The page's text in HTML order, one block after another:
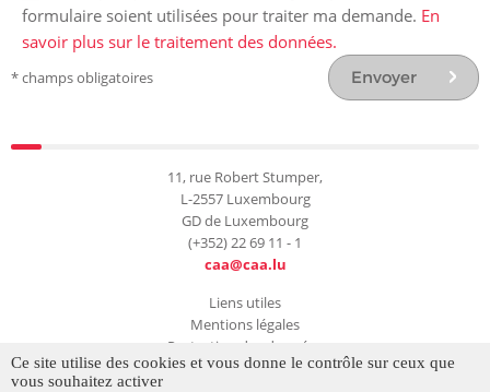
formulaire soient utilisées pour traiter ma demande. En
savoir plus sur le traitement des données.
* champs obligatoires Envoyer
11, rue Robert Stumper,
L-2557 Luxembourg
GD de Luxembourg
(+352) 22 69 11 - 1
caa@caa.lu
Liens utiles
Mentions légales
Protection des données
Gestion des cookies
Ce site utilise des cookies et vous donne le contrôle sur ceux que
vous souhaitez activer